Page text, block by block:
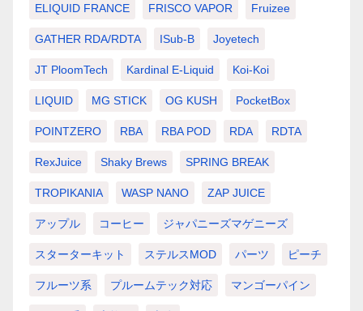
ELIQUID FRANCE FRISCO VAPOR Fruizee
GATHER RDA/RDTA ISub-B Joyetech
JT PloomTech Kardinal E-Liquid Koi-Koi
LIQUID MG STICK OG KUSH PocketBox
POINTZERO RBA RBA POD RDA RDTA
RexJuice Shaky Brews SPRING BREAK
TROPIKANIA WASP NANO ZAP JUICE
アップル コーヒー ジャパニーズマゲニーズ
スターターキット ステルスMOD パーツ ピーチ
フルーツ系 プルームテック対応 マンゴーパイン